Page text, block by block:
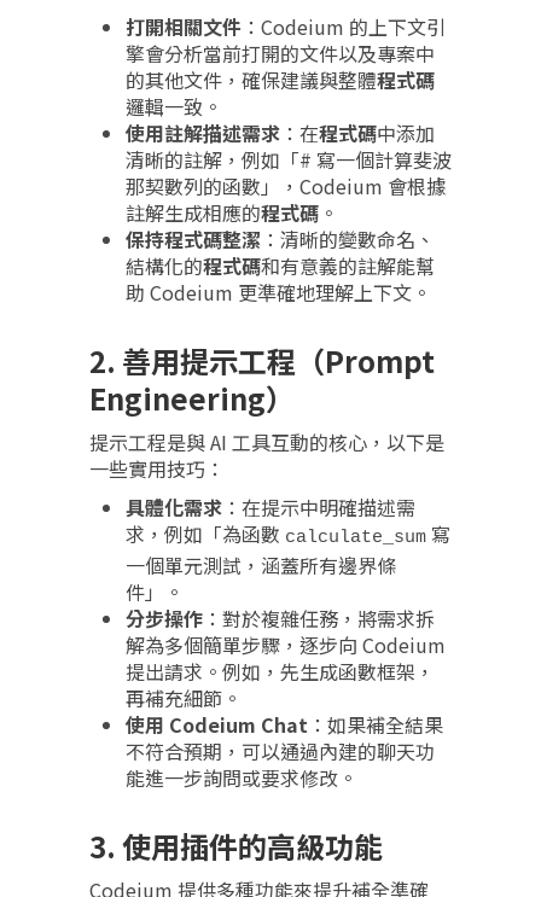
打開相關文件 ：Codeium 的上下文引
擎會分析當前打開的文件以及專案中
的其他文件，確保建議與整體程式碼
邏輯一致。
使用註解描述需求 ：在程式碼中添加
清晰的註解，例如「# 寫一個計算斐波
那契數列的函數」，Codeium 會根據
註解生成相應的程式碼 。
保持程式碼整潔 ：清晰的變數命名、
結構化的程式碼和有意義的註解能幫
助 Codeium 更準確地理解上下文。
2. 善用提示工程（Prompt
Engineering）
提示工程是與 AI 工具互動的核心，以下是
一些實用技巧：
具體化需求 ：在提示中明確描述需
求，例如「為函數 calculate_sum 寫
一個單元測試，涵蓋所有邊界條
件」。
分步操作 ：對於複雜任務，將需求拆
解為多個簡單步驟，逐步向 Codeium
提出請求。例如，先生成函數框架，
再補充細節。
使用 Codeium Chat ：如果補全結果
不符合預期，可以通過內建的聊天功
能進一步詢問或要求修改。
3. 使用插件的高級功能
Codeium 提供多種功能來提升補全準確